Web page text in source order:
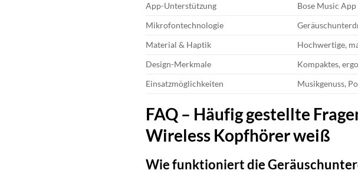
App-Unterstützung
Bose Music
Mikrofontechnologie
Material & Haptik
Hochwertige,
Design-Merkmale
Kompaktes,
Einsatzmöglichkeiten
Musikgenuss,
FAQ – Häufig gestellte
Wireless Kopfhörer weiß
Wie funktioniert die